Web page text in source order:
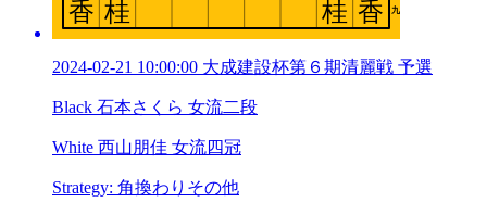
2024-02-21 10:00:00 大成建設杯第６期清麗戦 予選
Black 石本さくら 女流二段
White 西山朋佳 女流四冠
Strategy: 角換わりその他